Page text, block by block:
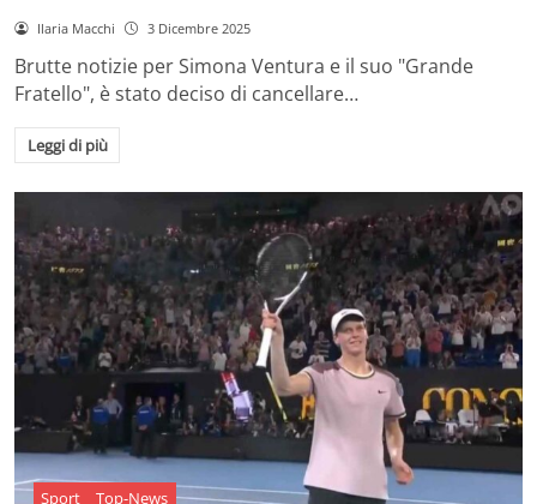
Ilaria Macchi 3 Dicembre 2025
Brutte notizie per Simona Ventura e il suo "Grande
Fratello", è stato deciso di cancellare…
Leggi di più
Sport Top-News